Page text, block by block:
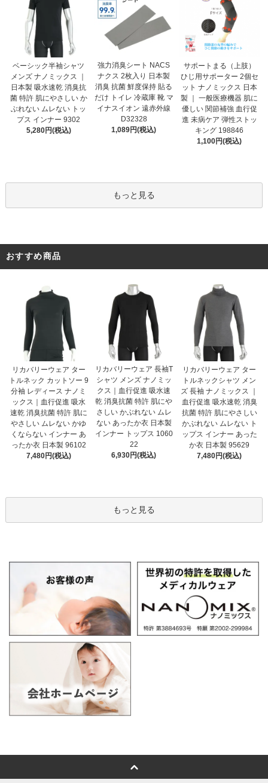
ベーシック半袖シャツ
メンズ ナノミックス ｜
日本製 吸水速乾 消臭抗
菌 特許 肌にやさしい か
ぶれない ムレない トッ
プス インナー 9302
5,280円(税込)
強力消臭シート NACS
ナクス 2枚入り 日本製
消臭 抗菌 鮮度保持 貼る
だけ トイレ 冷蔵庫 靴 マ
イナスイオン 遠赤外線
D32328
1,089円(税込)
サポートまる（上肢）
ひじ用サポーター 2個セ
ット ナノミックス 日本
製 ｜ 一般医療機器 肌に
優しい 関節補強 血行促
進 未病ケア 弾性ストッ
キング 198846
1,100円(税込)
もっと見る
おすすめ商品
リカバリーウェア ター
トルネック カットソー 9
分袖 レディース ナノミ
ックス｜血行促進 吸水
速乾 消臭抗菌 特許 肌に
やさしい ムレない かゆ
くならない インナー あ
ったか衣 日本製 96102
7,480円(税込)
リカバリーウェア 長袖T
シャツ メンズ ナノミッ
クス｜血行促進 吸水速
乾 消臭抗菌 特許 肌にや
さしい かぶれない ムレ
ない あったか衣 日本製
インナー トップス 1060
22
6,930円(税込)
リカバリーウェア ター
トルネックシャツ メン
ズ 長袖 ナノミックス ｜
血行促進 吸水速乾 消臭
抗菌 特許 肌にやさしい
かぶれない ムレない ト
ップス インナー あった
か衣 日本製 95629
7,480円(税込)
もっと見る